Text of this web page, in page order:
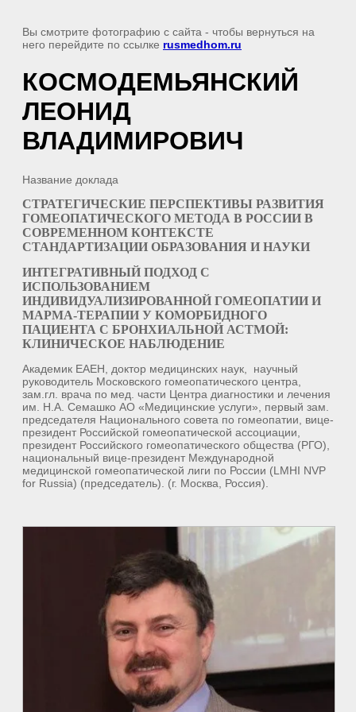
Вы смотрите фотографию с сайта - чтобы вернуться на
него перейдите по ссылке rusmedhom.ru
КОСМОДЕМЬЯНСКИЙ
ЛЕОНИД
ВЛАДИМИРОВИЧ
Название доклада
СТРАТЕГИЧЕСКИЕ ПЕРСПЕКТИВЫ РАЗВИТИЯ
ГОМЕОПАТИЧЕСКОГО МЕТОДА В РОССИИ В
СОВРЕМЕННОМ КОНТЕКСТЕ
СТАНДАРТИЗАЦИИ ОБРАЗОВАНИЯ И НАУКИ
ИНТЕГРАТИВНЫЙ ПОДХОД С
ИСПОЛЬЗОВАНИЕМ
ИНДИВИДУАЛИЗИРОВАННОЙ ГОМЕОПАТИИ И
МАРМА-ТЕРАПИИ У КОМОРБИДНОГО
ПАЦИЕНТА С БРОНХИАЛЬНОЙ АСТМОЙ:
КЛИНИЧЕСКОЕ НАБЛЮДЕНИЕ
Академик ЕАЕН, доктор медицинских наук, научный
руководитель Московского гомеопатического центра,
зам.гл. врача по мед. части Центра диагностики и лечения
им. Н.А. Семашко АО «Медицинские услуги», первый зам.
председателя Национального совета по гомеопатии, вице-
президент Российской гомеопатической ассоциации,
президент Российского гомеопатического общества (РГО),
национальный вице-президент Международной
медицинской гомеопатической лиги по России (LMHI NVP
for Russia) (председатель). (г. Москва, Россия).